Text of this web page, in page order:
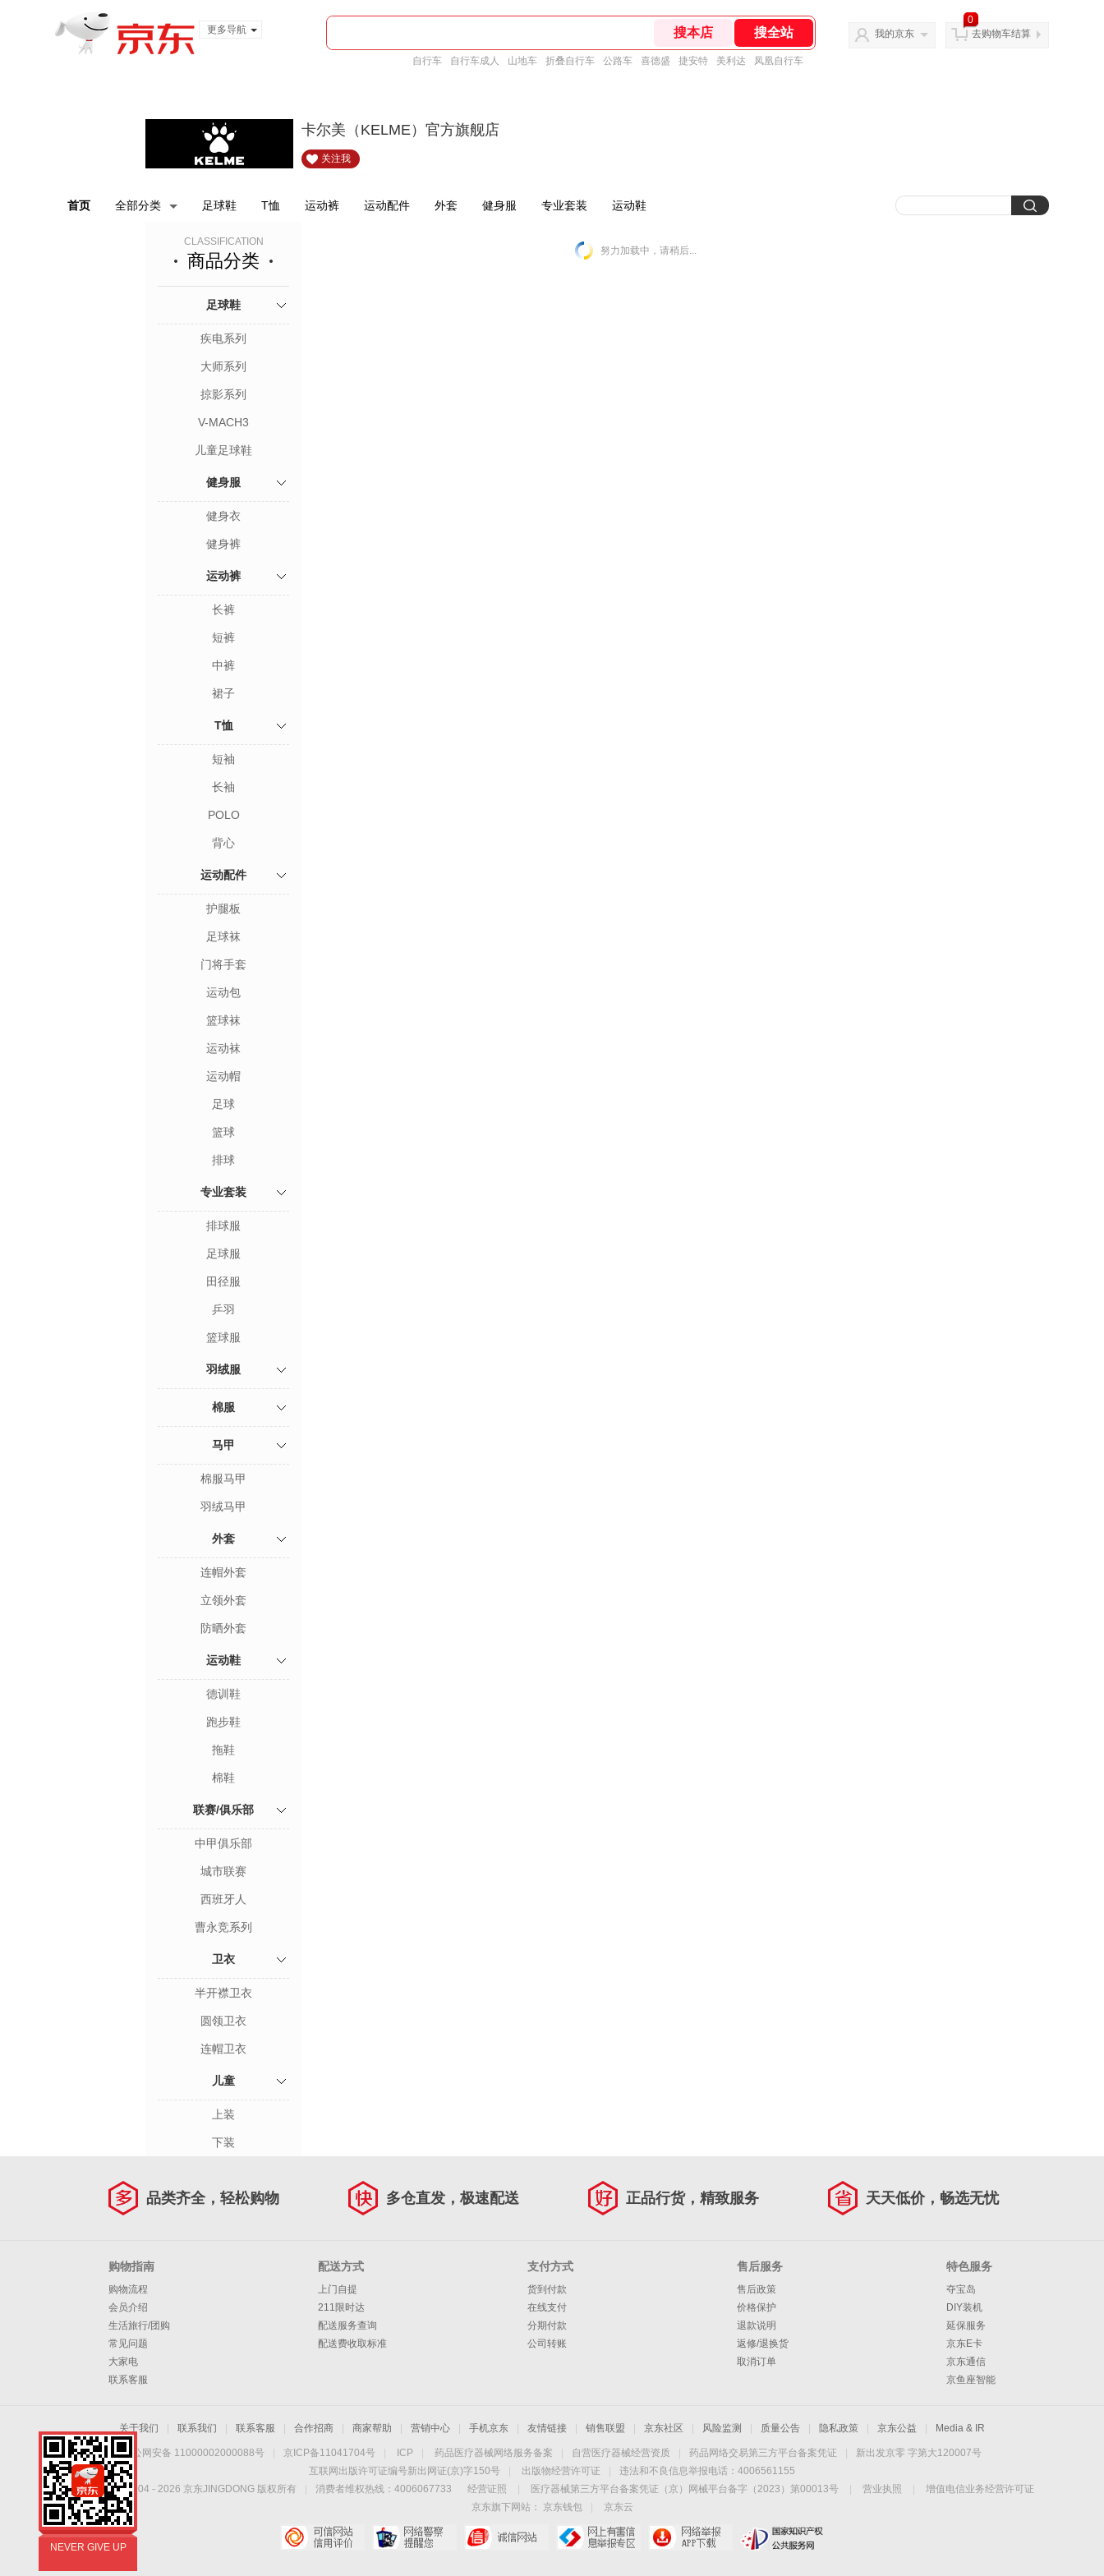
更多导航
自行车 自行车成人 山地车 折叠自行车 公路车 喜德盛 捷安特 美利达 凤凰自行车
我的京东
0
去购物车结算
卡尔美（KELME）官方旗舰店
关注我
首页 全部分类 足球鞋 T恤 运动裤 运动配件 外套 健身服 专业套装 运动鞋
CLASSIFICATION
商品分类
足球鞋
疾电系列
大师系列
掠影系列
V-MACH3
儿童足球鞋
健身服
健身衣
健身裤
运动裤
长裤
短裤
中裤
裙子
T恤
短袖
长袖
POLO
背心
运动配件
护腿板
足球袜
门将手套
运动包
篮球袜
运动袜
运动帽
足球
篮球
排球
专业套装
排球服
足球服
田径服
乒羽
篮球服
羽绒服
棉服
马甲
棉服马甲
羽绒马甲
外套
连帽外套
立领外套
防晒外套
运动鞋
德训鞋
跑步鞋
拖鞋
棉鞋
联赛/俱乐部
中甲俱乐部
城市联赛
西班牙人
曹永竞系列
卫衣
半开襟卫衣
圆领卫衣
连帽卫衣
儿童
上装
下装
努力加载中，请稍后...
品类齐全，轻松购物 多仓直发，极速配送 正品行货，精致服务 天天低价，畅选无忧
购物指南
购物流程
会员介绍
生活旅行/团购
常见问题
大家电
联系客服
配送方式
上门自提
211限时达
配送服务查询
配送费收取标准
支付方式
货到付款
在线支付
分期付款
公司转账
售后服务
售后政策
价格保护
退款说明
返修/退换货
取消订单
特色服务
夺宝岛
DIY装机
延保服务
京东E卡
京东通信
京鱼座智能
关于我们 联系我们 联系客服 合作招商 商家帮助 营销中心 手机京东 友情链接 销售联盟 京东社区 风险监测 质量公告 隐私政策 京东公益 Media & IR
京公网安备 11000002000088号 京ICP备11041704号 ICP 药品医疗器械网络服务备案 自营医疗器械经营资质 药品网络交易第三方平台备案凭证
新出发京零 字第大120007号
互联网出版许可证编号新出网证(京)字150号
出版物经营许可证
违法和不良信息举报电话：4006561155
Copyright © 2004 - 2026 京东JINGDONG 版权所有 消费者维权热线：4006067733 经营证照 医疗器械第三方平台备案凭证（京）网械平台备字（2023）第00013号 营业执照
增值电信业务经营许可证
京东旗下网站：
京东钱包 京东云
NEVER GIVE UP
西班牙著名运动品牌
NEVER GIVE UP
西班牙著名运动品牌